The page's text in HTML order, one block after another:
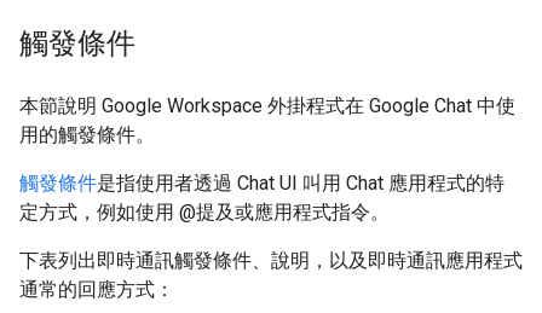
觸發條件
本節說明 Google Workspace 外掛程式在 Google Chat 中使
用的觸發條件。
觸發條件是指使用者透過 Chat UI 叫用 Chat 應用程式的特
定方式，例如使用 @提及或應用程式指令。
下表列出即時通訊觸發條件、說明，以及即時通訊應用程式
通常的回應方式：